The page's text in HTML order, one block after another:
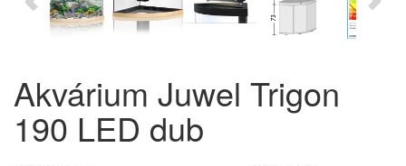
Akvárium Juwel Trigon
190 LED dub